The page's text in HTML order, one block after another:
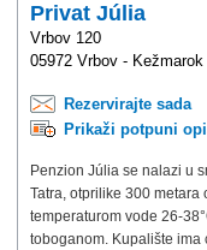
Privat Júlia
Vrbov 120
05972 Vrbov - Kežmarok
Rezervirajte sada
Prikaži potpuni
Penzion Júlia se nalazi u
Tatra, otprilike 300
temperaturom vode 26-
toboganom. Kupalište